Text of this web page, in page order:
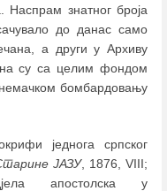
Наспрам знатног броја
до данас само
а други у Архиву
су са целим фондом
бомбардовању
једнога српског
ЈАЗУ, 1876, VIII;
апостолска у